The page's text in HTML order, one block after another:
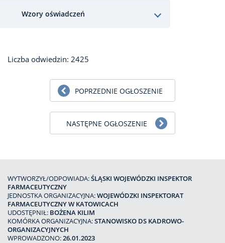
Wzory oświadczeń
Liczba odwiedzin: 2425
POPRZEDNIE OGŁOSZENIE
NASTĘPNE OGŁOSZENIE
WYTWORZYŁ/ODPOWIADA:ŚLĄSKI WOJEWÓDZKI INSPEKTOR
FARMACEUTYCZNY
JEDNOSTKA ORGANIZACYJNA:WOJEWÓDZKI INSPEKTORAT
FARMACEUTYCZNY W KATOWICACH
UDOSTĘPNIŁ: BOŻENA KILIM
KOMÓRKA ORGANIZACYJNA:STANOWISKO DS KADROWO-
ORGANIZACYJNYCH
WPROWADZONO:26.01.2023